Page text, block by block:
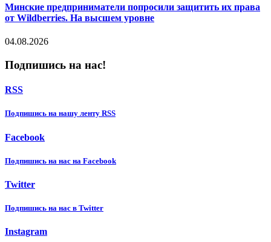
Минские предприниматели попросили защитить их права
от Wildberries. На высшем уровне
04.08.2026
Подпишись на нас!
RSS
Подпишиcь на нашу ленту RSS
Facebook
Подпишиcь на нас на Facebook
Twitter
Подпишиcь на нас в Twitter
Instagram